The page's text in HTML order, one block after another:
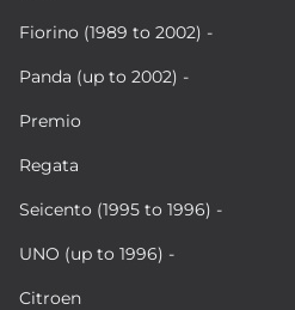
Fiorino (1989 to 2002) -
Panda (up to 2002) -
Premio
Regata
Seicento (1995 to 1996) -
UNO (up to 1996) -
Citroen